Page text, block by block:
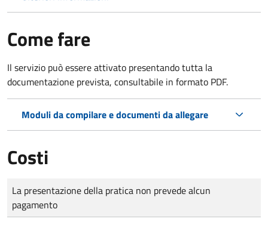
Come fare
Il servizio può essere attivato presentando tutta la
documentazione prevista, consultabile in formato PDF.
Moduli da compilare e documenti da allegare
Costi
Tipo di pagamento
Importo
La presentazione della pratica non prevede alcun
pagamento